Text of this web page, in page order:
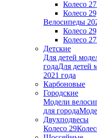
Колесо
Колесо
Велосипеды
Колесо
Колесо
Детские
Для детей
годаДля детей
2021 года
Карбоновые
Городские
Модели
для города
Двухподвесы
Колесо 29